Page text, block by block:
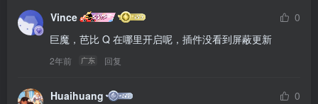
Vince
0
巨魔，芭比 Q 在哪里开启呢，插件没看到屏蔽更新
2年前 广东 回复
Huaihuang
0